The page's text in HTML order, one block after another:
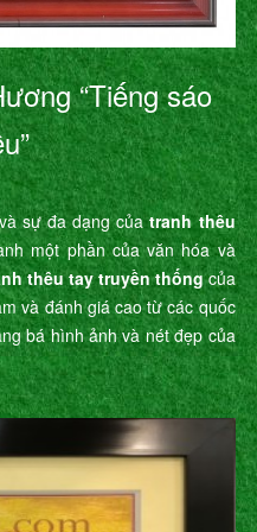
“Tiếng sáo
sự đa dạng củatranh thêu
một phần của văn hóa và
thêu tay truyền thốngcủa
và đánh giá cao từ các quốc
bá hình ảnh và nét đẹp của